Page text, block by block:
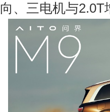
向、三电机与